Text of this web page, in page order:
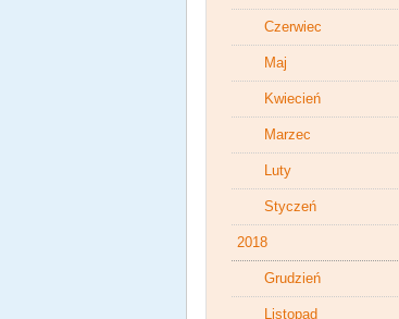
Czerwiec
Maj
Kwiecień
Marzec
Luty
Styczeń
2018
Grudzień
Listopad